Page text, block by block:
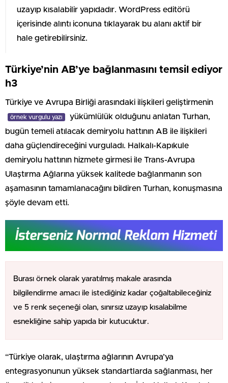
uzayıp kısalabilir yapıdadır. WordPress editörü
içerisinde alıntı iconuna tıklayarak bu alanı aktif bir
hale getirebilirsiniz.
Türkiye’nin AB’ye bağlanmasını temsil ediyor
h3
Türkiye ve Avrupa Birliği arasındaki ilişkileri geliştirmenin
örnek vurgulu yazı
yükümlülük olduğunu anlatan Turhan,
bugün temeli atılacak demiryolu hattının AB ile ilişkileri
daha güçlendireceğini vurguladı. Halkalı-Kapıkule
demiryolu hattının hizmete girmesi ile Trans-Avrupa
Ulaştırma Ağlarına yüksek kalitede bağlanmanın son
aşamasının tamamlanacağını bildiren Turhan, konuşmasına
şöyle devam etti.
Burası örnek olarak yaratılmış makale arasında
bilgilendirme amacı ile istediğiniz kadar çoğaltabileceğiniz
ve 5 renk seçeneği olan, sınırsız uzayıp kısalabilme
esnekliğine sahip yapıda bir kutucuktur.
“Türkiye olarak, ulaştırma ağlarının Avrupa’ya
entegrasyonunun yüksek standartlarda sağlanması, her